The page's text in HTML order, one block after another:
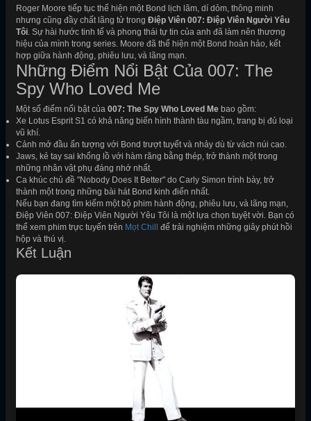
Roger Moore tiếp tục thể hiện một Bond lịch lãm, dí dỏm, thông minh
nhưng cũng đầy chất lãng tử trong Điệp Viên 007: Điệp Viên Người Yêu
Tôi. Sự hài hước tinh tế và phong thái tự tin của anh đã làm nên thương
hiệu của mình trong series. Moore đã thể hiện một Bond hoàn hảo, kết
hợp giữa hành động, phiêu lưu, và lãng mạn.
Những Điểm Nổi Bật Của 007: The
Spy Who Loved Me
Một số điểm nổi bật của 007: The Spy Who Loved Me bao gồm:
Xe Lotus Esprit S1 có khả năng biến hình thành tàu ngầm, trang bị đủ loại
vũ khí.
Cảnh mở đầu ấn tượng với Bond trượt tuyết và nhảy dù từ vách núi cao.
Jaws, kẻ tay sai khổng lồ với hàm răng bằng thép, trở thành một trong
những nhân vật phụ đáng nhớ nhất.
Ca khúc chủ đề "Nobody Does It Better" do Carly Simon trình bày, trở
thành một trong những bài hát Bond kinh điển nhất.
Nếu bạn đang tìm kiếm một bộ phim hành động, phiêu lưu, và lãng mạn,
Điệp Viên 007: Điệp Viên Người Yêu Tôi là một lựa chọn tuyệt vời. Bạn có
thể xem phim trực tuyến trên Mọt Chill
để trải nghiệm những giây phút hồi
hộp và thú vị.
Kết Luận